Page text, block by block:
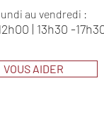
au vendredi :
| 13h30 -
VOUS AIDER